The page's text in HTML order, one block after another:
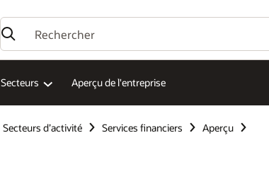
Secteurs Aperçu de l'entreprise
Secteurs d’activité Services financiers Aperçu